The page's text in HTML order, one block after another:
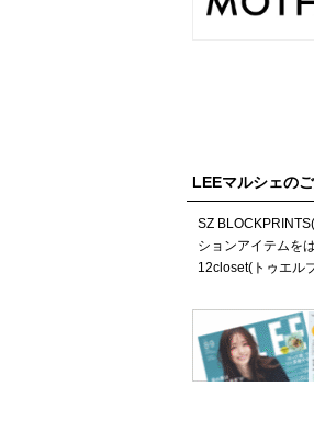
LEEマルシェの
SZ
ションアイテムを
12closet(トゥエル